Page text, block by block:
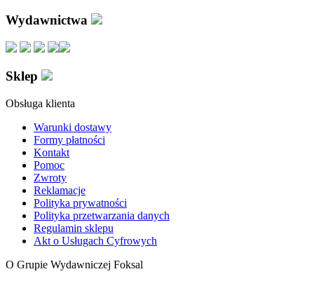
Wydawnictwa
Sklep
Obsługa klienta
Warunki dostawy
Formy płatności
Kontakt
Pomoc
Zwroty
Reklamacje
Polityka prywatności
Polityka przetwarzania danych
Regulamin sklepu
Akt o Usługach Cyfrowych
O Grupie Wydawniczej Foksal